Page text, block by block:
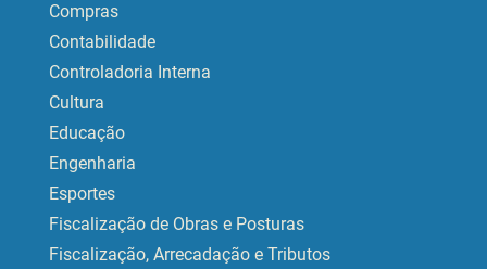
Compras
Contabilidade
Controladoria Interna
Cultura
Educação
Engenharia
Esportes
Fiscalização de Obras e Posturas
Fiscalização, Arrecadação e Tributos